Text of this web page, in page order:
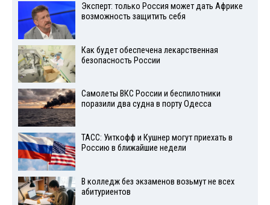
Эксперт: только Россия может дать Африке
возможность защитить себя
Как будет обеспечена лекарственная
безопасность России
Самолеты ВКС России и беспилотники
поразили два судна в порту Одесса
ТАСС: Уиткофф и Кушнер могут приехать в
Россию в ближайшие недели
В колледж без экзаменов возьмут не всех
абитуриентов